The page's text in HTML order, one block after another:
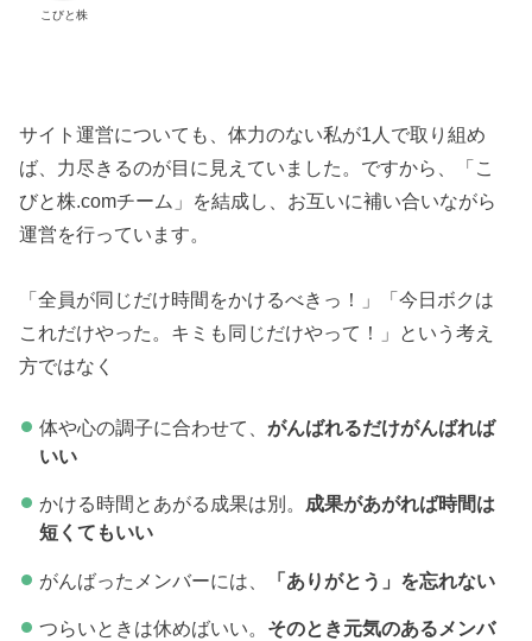
こびと株
サイト運営についても、体力のない私が1人で取り組め
ば、力尽きるのが目に見えていました。ですから、「こ
びと株.comチーム」を結成し、お互いに補い合いながら
運営を行っています。
「全員が同じだけ時間をかけるべきっ！」「今日ボクは
これだけやった。キミも同じだけやって！」という考え
方ではなく
体や心の調子に合わせて、 がんばれるだけがんばれば
いい
かける時間とあがる成果は別。 成果があがれば時間は
短くてもいい
がんばったメンバーには、 「ありがとう」を忘れない
つらいときは休めばいい。 そのとき元気のあるメンバ